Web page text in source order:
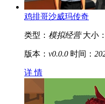
鸡排哥沙威玛传奇
类型： 模拟经营 大小：
版本： v0.0.0 时间：
详 情